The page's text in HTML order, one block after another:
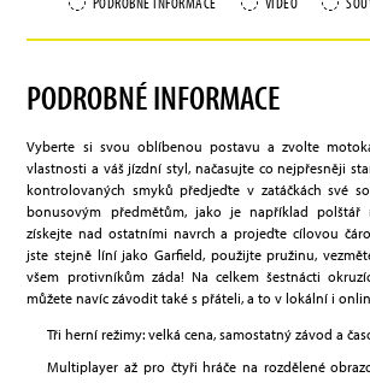
PODROBNÉ INFORMACE
Vyberte si svou oblíbenou postavu a zvolte
vlastnosti a váš jízdní styl, načasujte co nejpřesněji
kontrolovaných smyků předjeďte v zatáčkách své
bonusovým předmětům, jako je například polštář
získejte nad ostatními navrch a projeďte cílovou
jste stejně líní jako Garfield, použijte pružinu,
všem protivníkům záda! Na celkem šestnácti
můžete navíc závodit také s přáteli, a to v lokální i
Tři herní režimy: velká cena, samostatný závod a
Multiplayer až pro čtyři hráče na rozdělené